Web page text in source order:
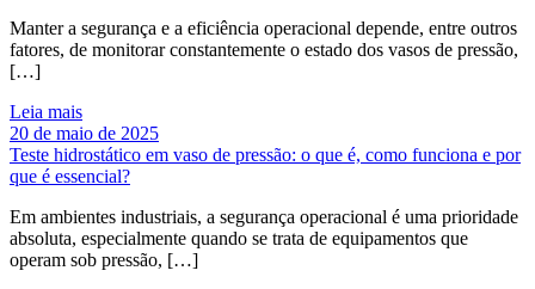
Manter a segurança e a eficiência operacional depende, entre outros
fatores, de monitorar constantemente o estado dos vasos de pressão,
[…]
Leia mais
20 de maio de 2025
Teste hidrostático em vaso de pressão: o que é, como funciona e por
que é essencial?
Em ambientes industriais, a segurança operacional é uma prioridade
absoluta, especialmente quando se trata de equipamentos que
operam sob pressão, […]